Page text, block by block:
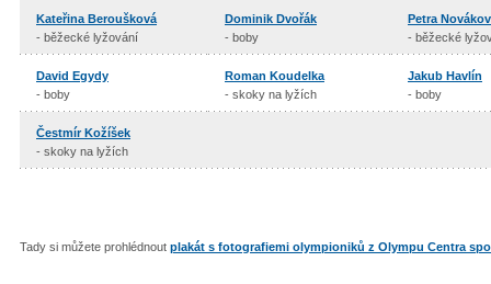
Kateřina Beroušková
- běžecké lyžování
Dominik Dvořák
- boby
Petra
- běžecké
David Egydy
- boby
Roman Koudelka
- skoky na lyžích
Jakub Havlín
- boby
Čestmír Kožíšek
- skoky na lyžích
Tady si můžete prohlédnout plakát s fotografiemi olympioniků z Olympu Centra